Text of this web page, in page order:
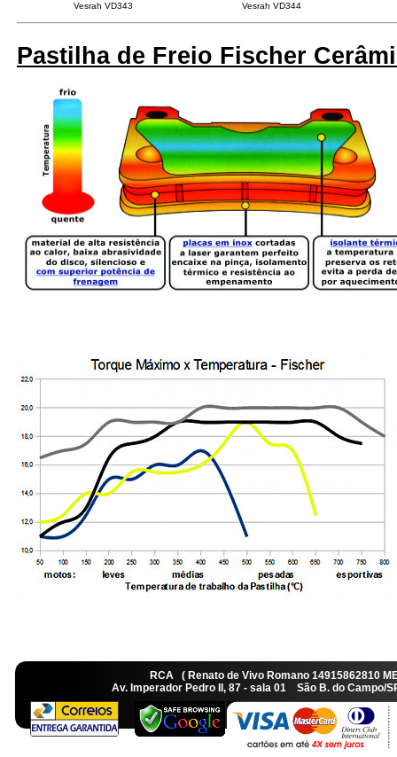
Vesrah VD343
Vesrah VD344
Pastilha de Freio Fischer
RCA ( Renato de Vivo Romano
Av. Imperador Pedro II, 87 - sala 01 São B. do